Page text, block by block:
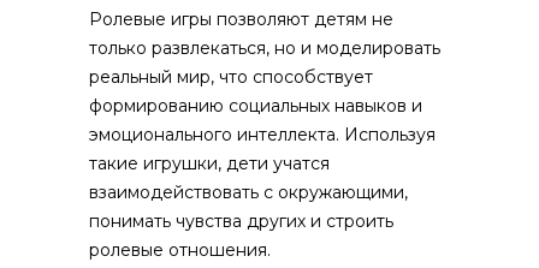
Ролевые игры позволяют детям не
только развлекаться, но и моделировать
реальный мир, что способствует
формированию социальных навыков и
эмоционального интеллекта. Используя
такие игрушки, дети учатся
взаимодействовать с окружающими,
понимать чувства других и строить
ролевые отношения.